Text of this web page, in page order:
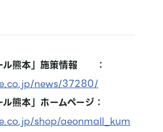
ル熊本」施策情報 ：
news/37280/
熊本」ホームページ：
shop/aeonmall_kum